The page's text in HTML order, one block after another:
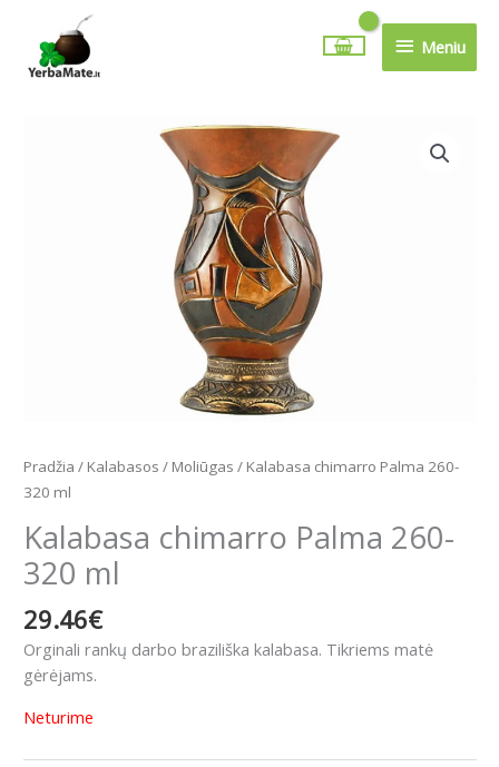
turinio
Meniu
Meniu
Pradžia / Kalabasos / Moliūgas / Kalabasa chimarro Palma 260-
320 ml
Kalabasa chimarro Palma 260-
320 ml
29.46€
Orginali rankų darbo braziliška kalabasa. Tikriems matė
gėrėjams.
Neturime